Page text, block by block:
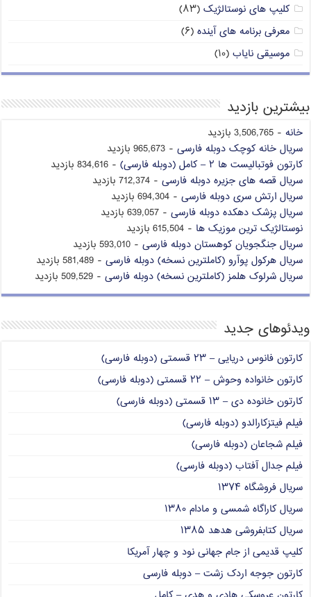
کلیپ های نوستالژیک (۸۳)
معرفی برنامه های آینده (۶)
موسیقی نایاب (۱۰)
بیشترین بازدید
خانه - 3,506,765 بازدید
سریال خانه کوچک دوبله فارسی - 965,673 بازدید
کارتون فوتبالیست ها ۲ – کامل (دوبله فارسی)
- 834,616 بازدید
سریال قصه های جزیره دوبله فارسی - 712,374 بازدید
سریال ارتش سری دوبله فارسی - 694,304 بازدید
سریال پزشک دهکده دوبله فارسی - 639,057 بازدید
نوستالژیک ترین موزیک ها - 615,504 بازدید
سریال جنگجویان کوهستان دوبله فارسی - 593,010 بازدید
سریال هرکول پوآرو (کاملترین نسخه) دوبله فارسی - 581,489 بازدید
سریال شرلوک هلمز (کاملترین نسخه) دوبله فارسی - 509,529 بازدید
ویدئوهای جدید
کارتون فانوس دریایی – ۲۳ قسمتی (دوبله فارسی)
کارتون خانواده وحوش – ۲۲ قسمتی (دوبله فارسی)
کارتون خانوده دی – ۱۳ قسمتی (دوبله فارسی)
فیلم فیتزکارالدو (دوبله فارسی)
فیلم شجاعان (دوبله فارسی)
فیلم جدال آفتاب (دوبله فارسی)
سریال فروشگاه ۱۳۷۴
سریال کاراگاه شمسی و مادام ۱۳۸۰
سریال کتابفروشی هدهد ۱۳۸۵
کلیپ قدیمی از جام جهانی نود و چهار آمریکا
کارتون جوجه اردک زشت – دوبله فارسی